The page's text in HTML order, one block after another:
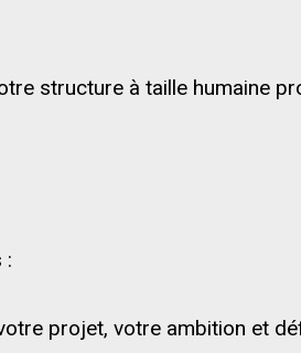
structure à taille humaine
:
projet, votre ambition et